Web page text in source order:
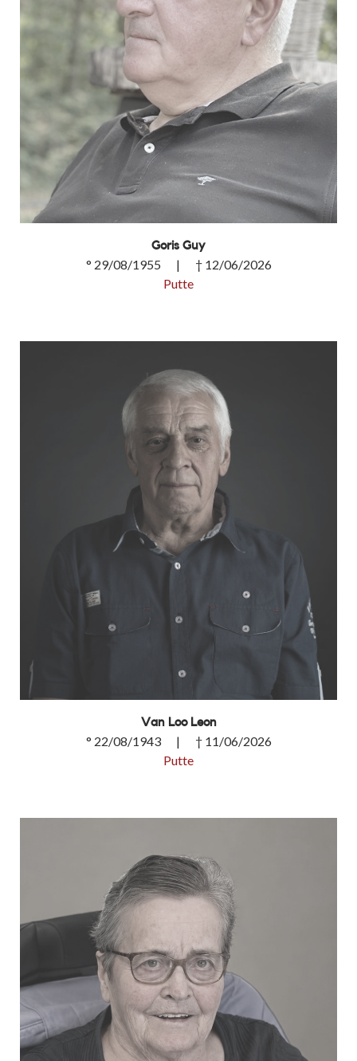
Goris Guy
Goris Guy
° 29/08/1955 | † 12/06/2026
Putte
Van Loo Leon
Van Loo Leon
° 22/08/1943 | † 11/06/2026
Putte